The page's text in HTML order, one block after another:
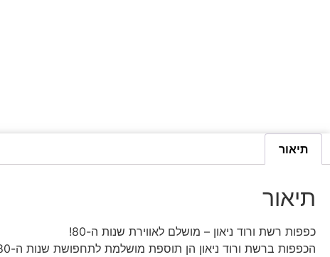
תיאור
תיאור
כפפות רשת ורוד ניאון – מושלם לאווירת שנות ה-80!